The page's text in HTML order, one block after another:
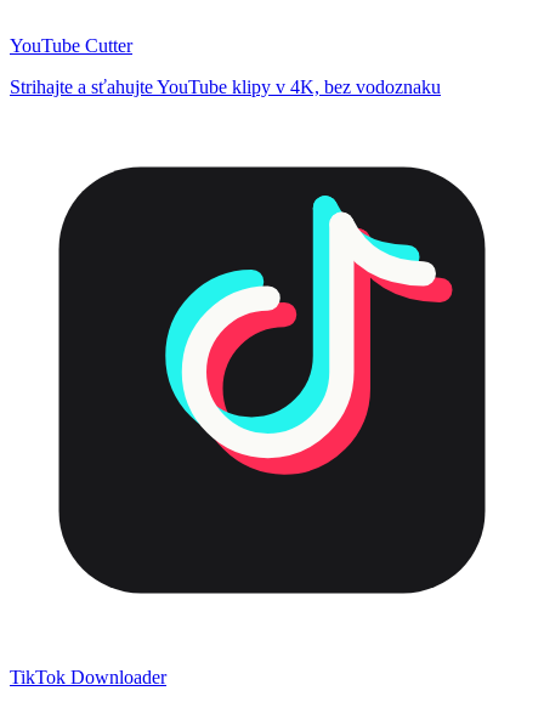
YouTube Cutter
Strihajte a sťahujte YouTube klipy v 4K, bez vodoznaku
TikTok Downloader